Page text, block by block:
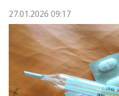
27.01.2026 09:17